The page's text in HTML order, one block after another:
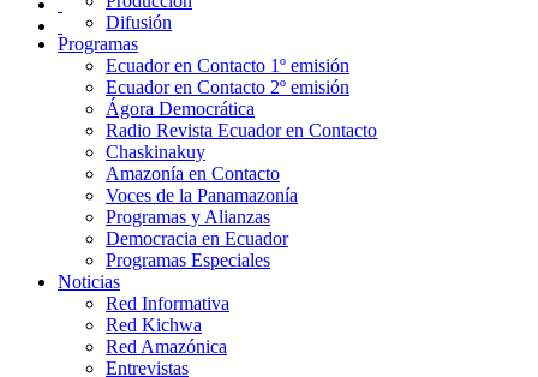
Difusión
Programas
Ecuador en Contacto 1º emisión
Ecuador en Contacto 2º emisión
Ágora Democrática
Radio Revista Ecuador en Contacto
Chaskinakuy
Amazonía en Contacto
Voces de la Panamazonía
Programas y Alianzas
Democracia en Ecuador
Programas Especiales
Noticias
Red Informativa
Red Kichwa
Red Amazónica
Entrevistas